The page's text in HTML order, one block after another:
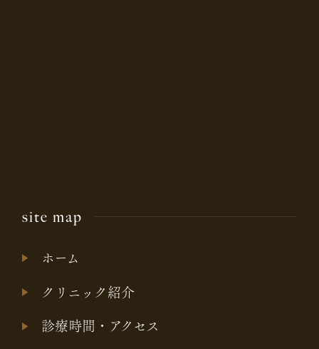
site map
ホーム
クリニック紹介
診療時間・アクセス